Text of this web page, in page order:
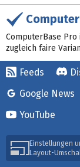
ComputerBase
zugleich faire
Feeds
Google News
YouTube
Einstellungen
Layout-